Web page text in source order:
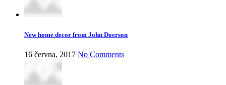
New home decor from John Doerson
16 června, 2017 No Comments